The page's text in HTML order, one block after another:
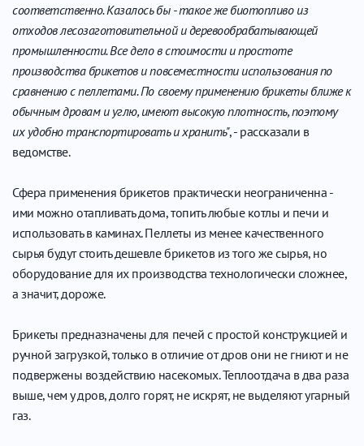
соответственно. Казалось бы - такое же биотопливо из
отходов лесозаготовительной и деревообрабатывающей
промышленности. Все дело в стоимости и простоте
производства брикетов и повсеместности использования по
сравнению с пеллетами. По своему применению брикеты ближе к
обычным дровам и углю, имеют высокую плотность, поэтому
их удобно транспортировать и хранить", - рассказали в
ведомстве.
Сфера применения брикетов практически неограниченна -
ими можно отапливать дома, топить любые котлы и печи и
использовать в каминах. Пеллеты из менее качественного
сырья будут стоить дешевле брикетов из того же сырья, но
оборудование для их производства технологически сложнее,
а значит, дороже.
Брикеты предназначены для печей с простой конструкцией и
ручной загрузкой, только в отличие от дров они не гниют и не
подвержены воздействию насекомых. Теплоотдача в два раза
выше, чем у дров, долго горят, не искрят, не выделяют угарный
газ.